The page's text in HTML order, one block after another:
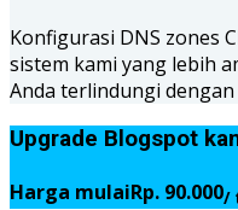
Konfigurasi DNS zones
sistem kami yang lebih
Anda terlindungi
Upgrade Blogspot
Harga mulaiRp. 90.000/